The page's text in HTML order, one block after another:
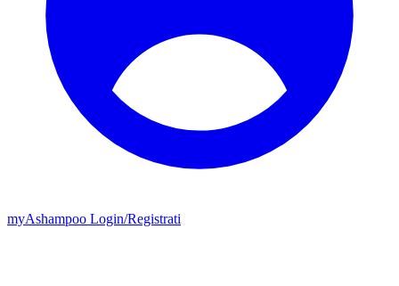
myAshampoo Login/Registrati